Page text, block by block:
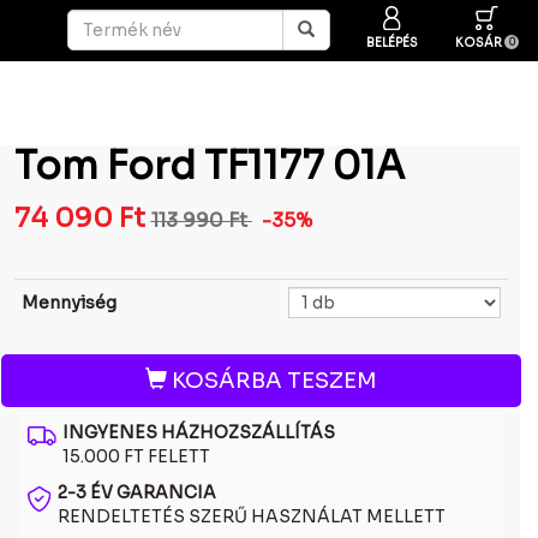
BELÉPÉS KOSÁR 0
Tom Ford TF1177 01A
74 090 Ft113 990Ft -35%
Mennyiség
KOSÁRBA TESZEM
INGYENES HÁZHOZSZÁLLÍTÁS
15.000 FT FELETT
2-3 ÉV GARANCIA
RENDELTETÉS SZERŰ HASZNÁLAT MELLETT